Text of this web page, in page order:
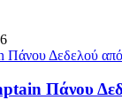
Πάνου